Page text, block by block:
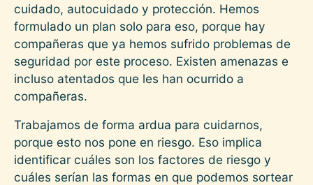
cuidado, autocuidado y protección. Hemos
formulado un plan solo para eso, porque hay
compañeras que ya hemos sufrido problemas de
seguridad por este proceso. Existen amenazas e
incluso atentados que les han ocurrido a
compañeras.
Trabajamos de forma ardua para cuidarnos,
porque esto nos pone en riesgo. Eso implica
identificar cuáles son los factores de riesgo y
cuáles serían las formas en que podemos sortear